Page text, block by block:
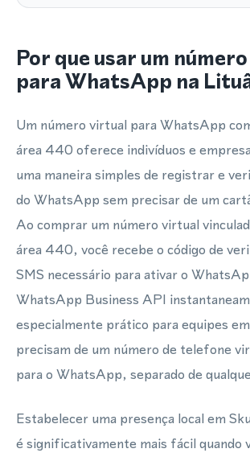
Por que usar um
para WhatsApp na
Um número virtual para WhatsApp
área 440 oferece indivíduos e
uma maneira simples de registrar e
do WhatsApp sem precisar de um
Ao comprar um número virtual
área 440, você recebe o código de
SMS necessário para ativar o
WhatsApp Business API
especialmente prático para equipes
precisam de um número de telefone
para o WhatsApp, separado de
Estabelecer uma presença local em
é significativamente mais fácil quando